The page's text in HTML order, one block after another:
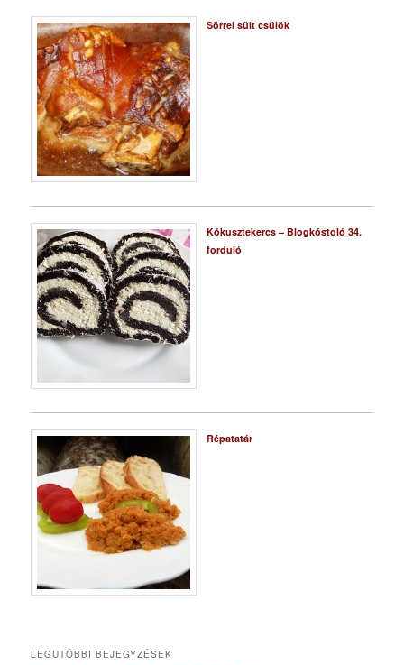
Sörrel sült csülök
Kókusztekercs – Blogkóstoló 34.
forduló
Répatatár
LEGUTÓBBI BEJEGYZÉSEK